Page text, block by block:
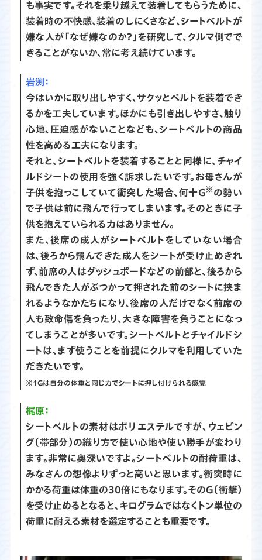
も事実です。それを乗り越えて装着してもらうために、
装着時の不快感、装着のしにくさなど、シートベルトが
嫌な人が「なぜ嫌なのか？」を研究して、クルマ側でで
きることがないか、常に考え続けています。
渕：
今はいかに取り出しやすく、サクッとベルトを装着でき
るかを工夫しています。ほかにも引き出しやすさ、触り
心地、圧迫感がないことなども、シートベルトの商品
性を高める工夫になります。
それと、シートベルトを装着することと同様に、チャイ
ルドシートの使用を強く訴求したいです。お母さんが
子供を抱っこしていて衝突した場合、何十G※の勢い
で子供は前に飛んで行ってしまいます。そのときに子
供を抱えていられる力はありません。
また、後席の成人がシートベルトをしていない場合
は、後ろから飛んできた成人をシートが受け止めきれ
ず、前席の人はダッシュボードなどの前部と、後ろから
飛んできた人がぶつかって押された前のシートに挟ま
れるようなかたちになり、後席の人だけでなく前席の
人も致命傷を負ったり、大きな障害を負うことになっ
てしまうことが多いです。シートベルトとチャイルドシ
ートは、まず使うことを前提にクルマを利用していた
だきたいです。
※1Gは自分の体重と同じ力でシートに押し付けられる感覚
梶原：
シートベルトの素材はポリエステルですが、ウェビン
グ（帯部分）の織り方で使い心地や使い勝手が変わり
ます。非常に奥深いですよ。シートベルトの耐荷重は、
みなさんの想像よりずっと高いと思います。衝突時に
かかる荷重は体重の30倍にもなります。そのG（衝撃）
を受け止めるとなると、キログラムではなくトン単位の
荷重に耐える素材を選定することも重要です。